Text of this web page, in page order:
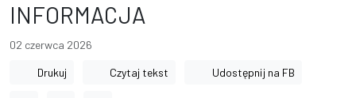
INFORMACJA
02 czerwca 2026
Drukuj Czytaj tekst Udostępnij na FB